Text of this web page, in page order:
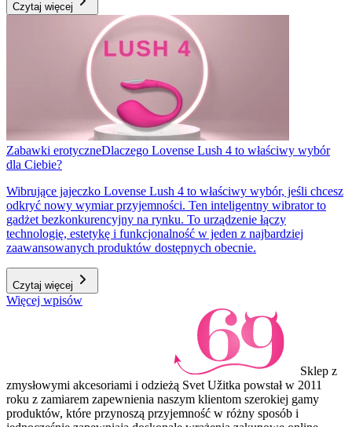
Czytaj więcej
Zabawki erotyczneDlaczego Lovense Lush 4 to właściwy wybór
dla Ciebie?
Wibrujące jajeczko Lovense Lush 4 to właściwy wybór, jeśli chcesz
odkryć nowy wymiar przyjemności. Ten inteligentny wibrator to
gadżet bezkonkurencyjny na rynku. To urządzenie łączy
technologię, estetykę i funkcjonalność w jeden z najbardziej
zaawansowanych produktów dostępnych obecnie.
Czytaj więcej
Więcej wpisów
Sklep z
zmysłowymi akcesoriami i odzieżą Svet Užitka powstał w 2011
roku z zamiarem zapewnienia naszym klientom szerokiej gamy
produktów, które przynoszą przyjemność w różny sposób i